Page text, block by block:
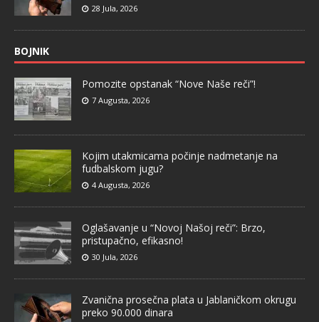
28 Jula, 2026
BOJNIK
Pomozite opstanak “Nove Naše reči”!
7 Augusta, 2026
Kojim utakmicama počinje nadmetanje na
fudbalskom jugu?
4 Augusta, 2026
Oglašavanje u “Novoj Našoj reči”: Brzo,
pristupačno, efikasno!
30 Jula, 2026
Zvanična prosečna plata u Jablaničkom okrugu
preko 90.000 dinara